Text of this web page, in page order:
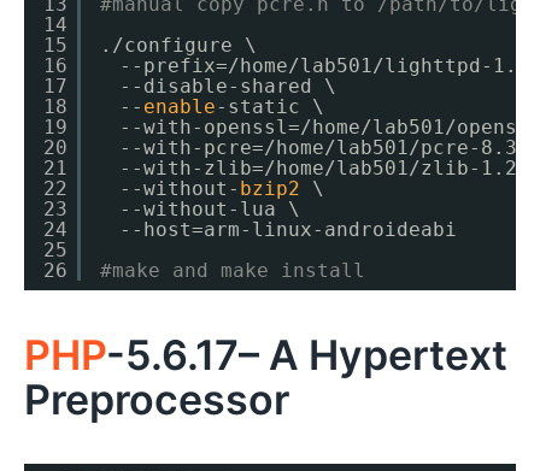
14
15
16
17
18
19
20
21
22
23
24
25
26
. /configure
\
--prefix=/home/lab501/lighttpd-1
--disable-shared \
-- enable-static \
--with-openssl=/home/lab501/
--with-pcre=/home/lab501/pcre-8 .34
--with-zlib=/home/lab501/zlib-1 .2.8
--without- bzip2
\
--without-lua \
--host=arm-linux-androideabi
#make and make install
PHP-5.6.17– A Hypertext
Preprocessor